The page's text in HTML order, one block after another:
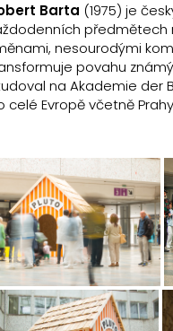
Barta (1975) je
předmětech
nesourodými
povahu
na Akademie der
celé Evropě včetně